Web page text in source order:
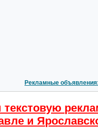
Рекламные
и